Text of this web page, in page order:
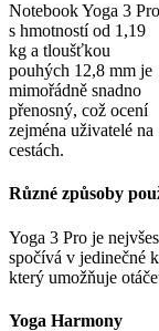
Notebook Yoga 3 Pro
s hmotností od 1,19
kg a tloušťkou
pouhých 12,8 mm je
mimořádně snadno
přenosný, což ocení
zejména uživatelé na
cestách.
Různé způsoby
Yoga 3 Pro je
spočívá v jedinečné
který umožňuje
Yoga Harmony